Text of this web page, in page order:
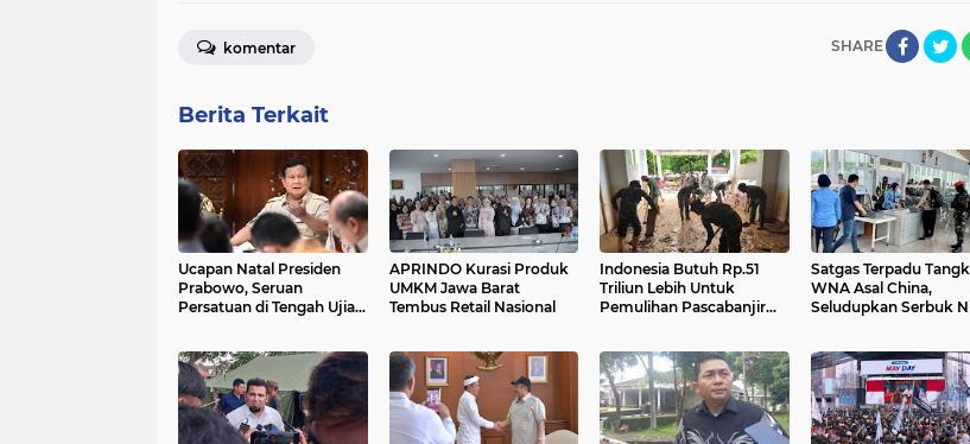
SHARE
komentar
Berita Terkait
Ucapan Natal Presiden
Prabowo, Seruan
Persatuan di Tengah Ujian
APRINDO Kurasi Produk
UMKM Jawa Barat
Tembus Retail Nasional
Indonesia Butuh Rp.51
Triliun Lebih Untuk
Pemulihan Pascabanjir
Satgas Terpadu
WNA Asal China,
Seludupkan Serbuk